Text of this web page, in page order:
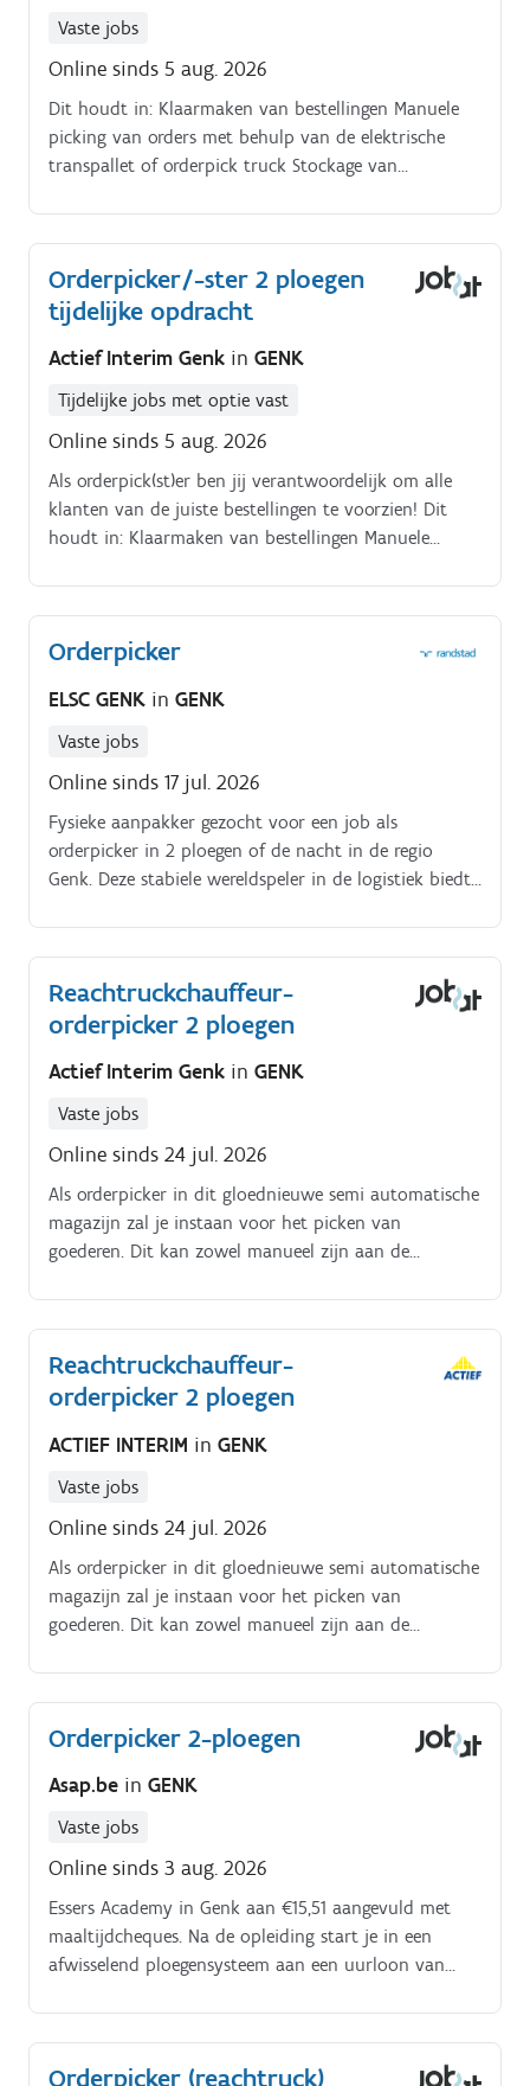
Vaste jobs
Online sinds 5 aug. 2026
Dit houdt in: Klaarmaken van bestellingen Manuele
picking van orders met behulp van de elektrische
transpallet of orderpick truck Stockage van
belang aan veiligheid en ergonomie.
Orderpicker/-ster 2 ploegen
tijdelijke opdracht
Actief Interim Genk in GENK
Tijdelijke jobs met optie vast
Online sinds 5 aug. 2026
Als orderpick(st)er ben jij verantwoordelijk om alle
klanten van de juiste bestellingen te voorzien! Dit
houdt in: Klaarmaken van bestellingen Manuele
binnenkomende goederen.
Orderpicker
ELSC GENK in GENK
Vaste jobs
Online sinds 17 jul. 2026
Fysieke aanpakker gezocht voor een job als
orderpicker in 2 ploegen of de nacht in de regio
Genk. Deze stabiele wereldspeler in de logistiek biedt
stijgende maaltijdcheques tot € 10 centraal staan.
Reachtruckchauffeur-
orderpicker 2 ploegen
Actief Interim Genk in GENK
Vaste jobs
Online sinds 24 jul. 2026
Als orderpicker in dit gloednieuwe semi automatische
magazijn zal je instaan voor het picken van
goederen. Dit kan zowel manueel zijn aan de
Reachtruckchauffeur-
orderpicker 2 ploegen
ACTIEF INTERIM in GENK
Vaste jobs
Online sinds 24 jul. 2026
Als orderpicker in dit gloednieuwe semi automatische
magazijn zal je instaan voor het picken van
goederen. Dit kan zowel manueel zijn aan de
Orderpicker 2-ploegen
Asap.be in GENK
Vaste jobs
Online sinds 3 aug. 2026
Essers Academy in Genk aan €15,51 aangevuld met
maaltijdcheques. Na de opleiding start je in een
afwisselend ploegensysteem aan een uurloon van
netto wasvergoeding, anciënniteitspremie,
kledingpakket.
Orderpicker (reachtruck)